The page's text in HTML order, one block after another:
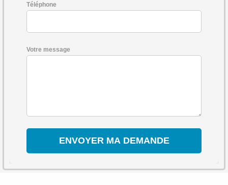
Téléphone
Votre message